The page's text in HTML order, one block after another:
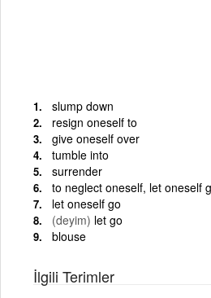
slump down
resign oneself to
give oneself over
tumble into
surrender
to neglect oneself, let oneself
let oneself go
(deyim) let go
blouse
İlgili Terimler